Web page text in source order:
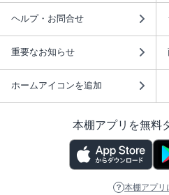
ヘルプ・お問合せ
重要なお知らせ
ホームアイコンを追加
本棚アプリを無料
本棚アプリ